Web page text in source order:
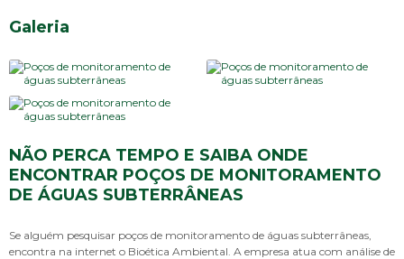
Galeria
NÃO PERCA TEMPO E SAIBA ONDE
ENCONTRAR POÇOS DE MONITORAMENTO
DE ÁGUAS SUBTERRÂNEAS
Se alguém pesquisar poços de monitoramento de águas subterrâneas,
encontra na internet o Bioética Ambiental. A empresa atua com análise de